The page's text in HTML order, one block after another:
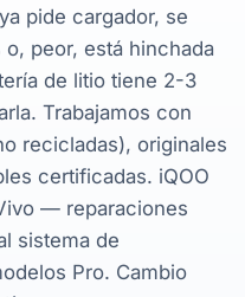
pide cargador, se
peor, está hinchada
de litio tiene 2-3
Trabajamos con
recicladas), originales
certificadas. iQOO
— reparaciones
sistema de
Pro. Cambio